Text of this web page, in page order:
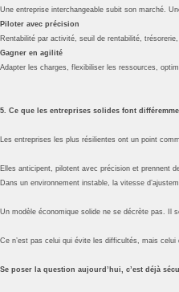
Une entreprise interchangeable subit son marché.
Piloter avec précision
Rentabilité par activité, seuil de rentabilité, trésorerie,
Gagner en agilité
Adapter les charges, flexibiliser les ressources,
5. Ce que les entreprises solides font
Les entreprises les plus résilientes ont un point
Elles anticipent, pilotent avec précision et prennent
Dans un environnement instable, la vitesse
Un modèle économique solide ne se décrète pas. Il
Ce n’est pas celui qui évite les difficultés, mais
Se poser la question aujourd’hui, c’est déjà